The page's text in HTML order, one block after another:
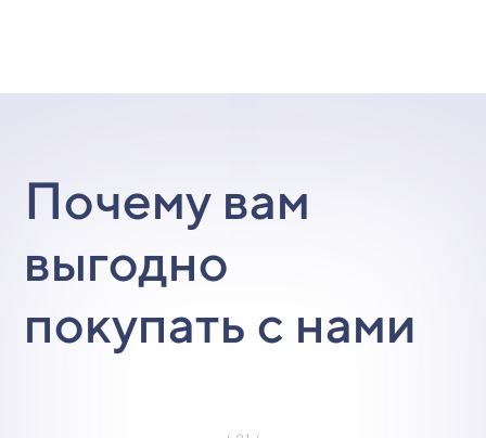
Почему вам
выгодно
покупать с нами